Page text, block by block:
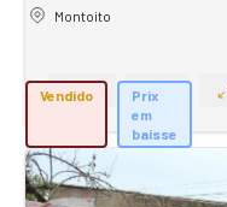
Montoito
3 1
Vendido
Prix
em
baisse